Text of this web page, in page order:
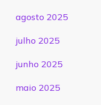
agosto 2025
julho 2025
junho 2025
maio 2025